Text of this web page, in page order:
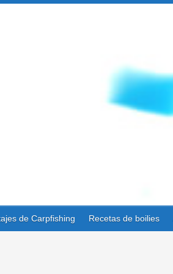
de Carpfishing Recetas de boilies